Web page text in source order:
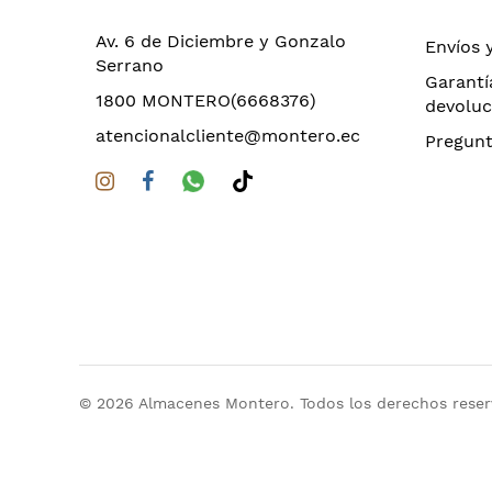
Av. 6 de Diciembre y Gonzalo
Serrano
1800 MONTERO(6668376)
atencionalcliente@montero.ec
Envíos
© 2026 Almacenes Montero. Todos los derechos